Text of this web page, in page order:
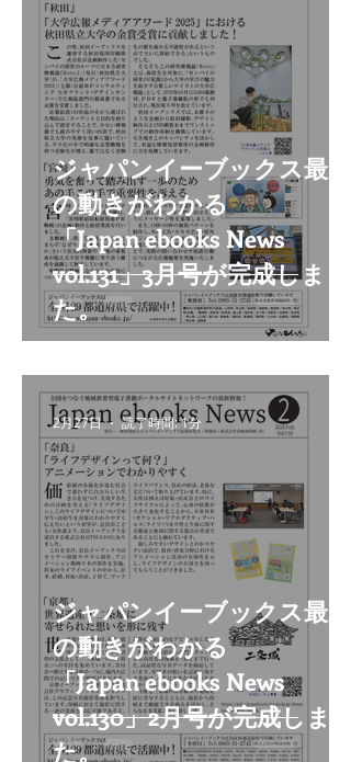
ジャパンイーブックス最新
の動きがわかる
「Japan ebooks News
vol.131」3月号が完成しまし
た。
ジャパンイーブックス最新
の動きがわかる
「Japan ebooks News
vol.130」2月号が完成しまし
た。
2月27日 読了時間: 1分